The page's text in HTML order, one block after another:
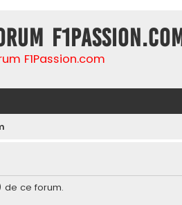
F1Passion.com
F1Passion.com
de ce forum.